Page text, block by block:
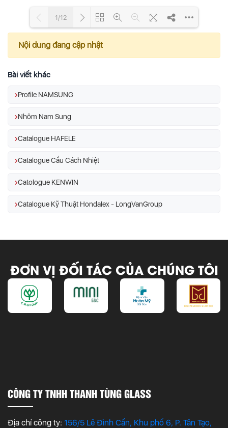
Loading PDF 30% ...
1/12
Nội dung đang cập nhật
Bài viết khác
Profile NAMSUNG
Nhôm Nam Sung
Catalogue HAFELE
Catalogue Cầu Cách Nhiệt
Catologue KENWIN
Catalogue Kỹ Thuật Hondalex - LongVanGroup
ĐƠN VỊ ĐỐI TÁC CỦA CHÚNG TÔI
CÔNG TY TNHH THANH TÙNG GLASS
Địa chỉ công ty: 156/5 Lê Đình Cẩn, Khu phố 6, P. Tân Tạo,